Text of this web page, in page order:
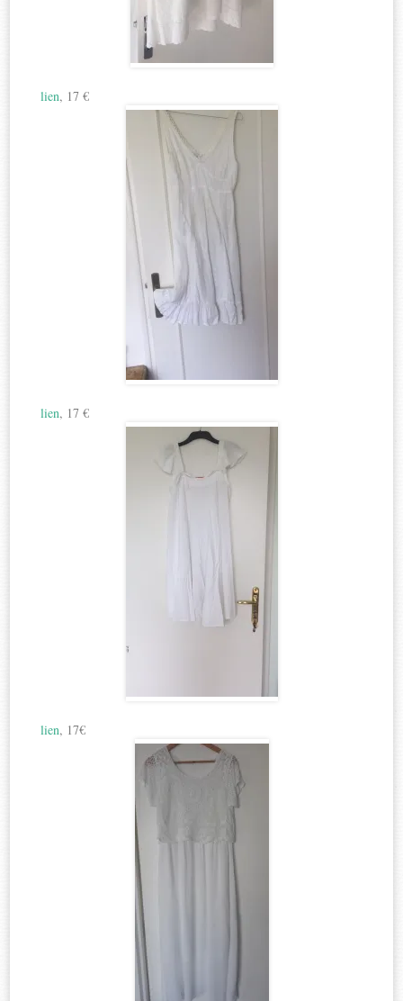
lien, 17 €
lien, 17 €
lien, 17€